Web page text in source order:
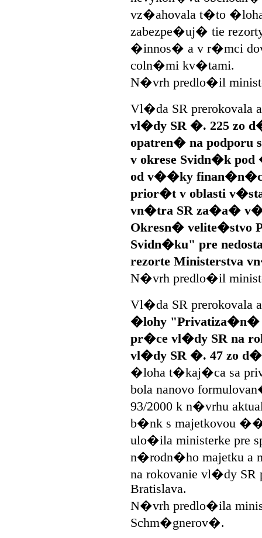
vz�ahovala t�to
zabezpe�uj� tie
�innos� a v r�mci
coln�mi kv�tami.
N�vrh predlo�il
Vl�da SR prerokovala
vl�dy SR �. 225 zo
opatren� na podporu
v okrese Svidn�k
od v��ky
prior�t v oblasti
vn�tra SR za�a�
Okresn� velite�stvo
Svidn�ku" pre
rezorte Ministerstva
N�vrh predlo�il
Vl�da SR prerokovala
�lohy "Privatiza�n�
pr�ce vl�dy SR na
vl�dy SR �. 47 zo
�loha t�kaj�ca sa
bola nanovo
93/2000 k n�vrhu
b�nk s majetkovou
ulo�ila ministerke pre
n�rodn�ho majetku a
na rokovanie vl�dy
Bratislava.
N�vrh predlo�ila
Schm�gnerov�.